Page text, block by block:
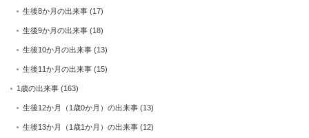
生後8か月の出来事 (17)
生後9か月の出来事 (18)
生後10か月の出来事 (13)
生後11か月の出来事 (15)
1歳の出来事 (163)
生後12か月（1歳0か月）の出来事 (13)
生後13か月（1歳1か月）の出来事 (12)